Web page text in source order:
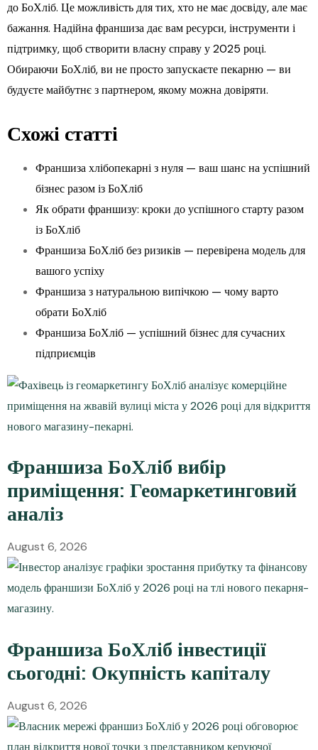
до БоХліб. Це можливість для тих, хто не має досвіду, але має
бажання. Надійна франшиза дає вам ресурси, інструменти і
підтримку, щоб створити власну справу у 2025 році.
Обираючи БоХліб, ви не просто запускаєте пекарню — ви
будуєте майбутнє з партнером, якому можна довіряти.
Схожі статті
Франшиза хлібопекарні з нуля — ваш шанс на успішний
бізнес разом із БоХліб
Як обрати франшизу: кроки до успішного старту разом
із БоХліб
Франшиза БоХліб без ризиків — перевірена модель для
вашого успіху
Франшиза з натуральною випічкою — чому варто
обрати БоХліб
Франшиза БоХліб — успішний бізнес для сучасних
підприємців
Франшиза БоХліб вибір
приміщення: Геомаркетинговий
аналіз
August 6, 2026
Франшиза БоХліб інвестиції
сьогодні: Окупність капіталу
August 6, 2026